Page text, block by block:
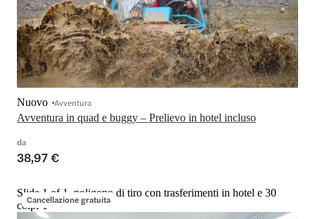
Avventura in quad e buggy – Prelievo in hotel incluso
Nuovo Avventura
da
38,97 €
Cancellazione gratuita
Slide 1 of 1, poligono di tiro con trasferimenti in hotel e 30
colpi-1